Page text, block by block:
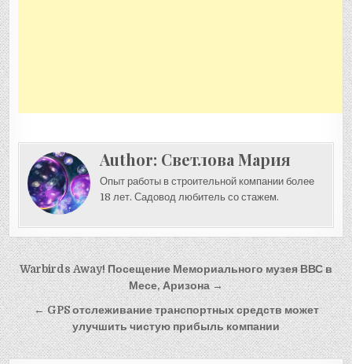
Author: Светлова Мария
Опыт работы в строительной компании более
18 лет. Садовод любитель со стажем.
Навигация
по
записям
Warbirds Away! Посещение Мемориального музея ВВС в
Месе, Аризона →
← GPS отслеживание транспортных средств может
улучшить чистую прибыль компании